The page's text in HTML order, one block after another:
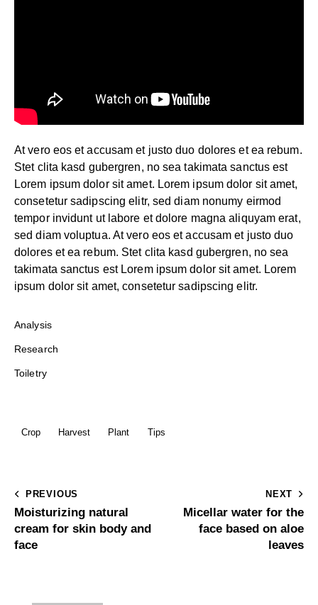
At vero eos et accusam et justo duo dolores et ea rebum.
Stet clita kasd gubergren, no sea takimata sanctus est
Lorem ipsum dolor sit amet. Lorem ipsum dolor sit amet,
consetetur sadipscing elitr, sed diam nonumy eirmod
tempor invidunt ut labore et dolore magna aliquyam erat,
sed diam voluptua. At vero eos et accusam et justo duo
dolores et ea rebum. Stet clita kasd gubergren, no sea
takimata sanctus est Lorem ipsum dolor sit amet. Lorem
ipsum dolor sit amet, consetetur sadipscing elitr.
Analysis
Research
Toiletry
Crop Harvest Plant Tips
PREVIOUS
Moisturizing natural
cream for skin body and
face
NEXT
Micellar water for the
face based on aloe
leaves